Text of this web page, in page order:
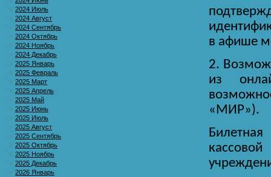
2024 Июль
2024 Август
2024 Сентябрь
2024 Октябрь
2024 Ноябрь
2024 Декабрь
2025 Январь
2025 Февраль
2025 Март
2025 Апрель
2025 Май
2025 Июнь
2025 Июль
2025 Август
2025 Сентябрь
2025 Октябрь
2025 Ноябрь
2025 Декабрь
2026 Январь
в афише
2.
из
«МИР»).